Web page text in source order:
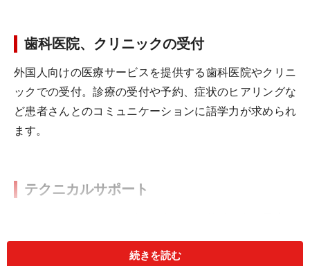
歯科医院、クリニックの受付
外国人向けの医療サービスを提供する歯科医院やクリニ
ックでの受付。診療の受付や予約、症状のヒアリングな
ど患者さんとのコミュニケーションに語学力が求められ
ます。
テクニカルサポート
る仕事です。24時間体制の場合は夜勤になることもあり
続きを読む